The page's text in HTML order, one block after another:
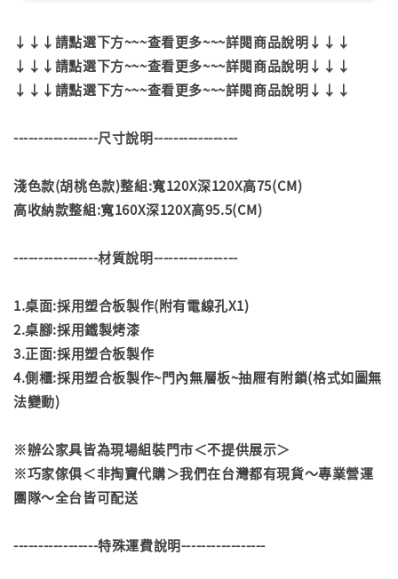
↓↓↓請點選下方~~~查看更多~~~詳閱商品說明↓↓↓
↓↓↓請點選下方~~~查看更多~~~詳閱商品說明↓↓↓
↓↓↓請點選下方~~~查看更多~~~詳閱商品說明↓↓↓
-----------------尺寸說明-----------------
淺色款(胡桃色款)整組:寬120X深120X高75(CM)
高收納款整組:寬160X深120X高95.5(CM)
-----------------材質說明-----------------
1.桌面:採用塑合板製作(附有電線孔X1)
2.桌腳:採用鐵製烤漆
3.正面:採用塑合板製作
4.側櫃:採用塑合板製作~門內無層板~抽屜有附鎖(格式如圖無
法變動)
※辦公家具皆為現場組裝門市＜不提供展示＞
※巧家傢俱＜非掏寶代購＞我們在台灣都有現貨～專業營運
團隊～全台皆可配送
-----------------特殊運費說明-----------------